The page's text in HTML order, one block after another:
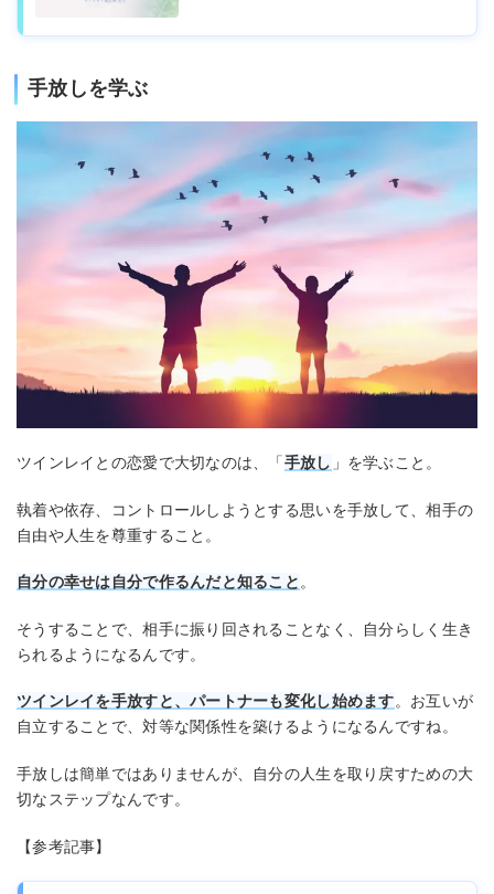
手放しを学ぶ
ツインレイとの恋愛で大切なのは、「手放し 」を学ぶこと。
執着や依存、コントロールしようとする思いを手放して、相手の
自由や人生を尊重すること。
自分の幸せは自分で作るんだと知ること 。
そうすることで、相手に振り回されることなく、自分らしく生き
られるようになるんです。
ツインレイを手放すと、パートナーも変化し始めます。お互いが
自立することで、対等な関係性を築けるようになるんですね。
手放しは簡単ではありませんが、自分の人生を取り戻すための大
切なステップなんです。
【参考記事】